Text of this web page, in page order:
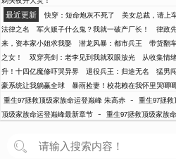
最近更新 快穿：短命炮灰不死了 美女总裁，请上
法律之名
军火贩子什么鬼？我就一破产厂长！ 律政
来，资本家小姐求我娶
潜龙风暴：都市兵王 带货翻
之女！
双穿亮剑：老李见到我就双眼放光 从收集情
升！十四亿魔修吓哭异界
退役兵王：归途无名 猛男
豪系统让我躺赢全球
暴雨捡妻！校花赖在我怀里哭唧
重生97拯救顶级家族命运登巅峰 朱高赤 - 重生97拯
顶级家族命运登巅峰最新章节 - 重生97拯救顶级家族